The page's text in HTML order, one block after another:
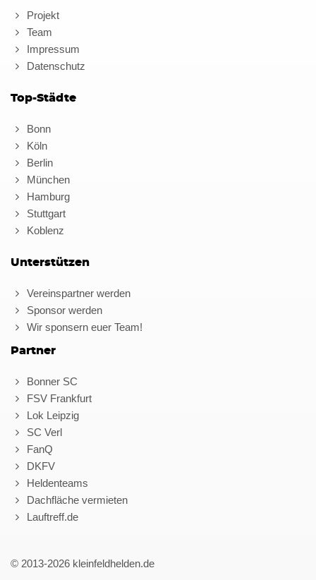
Projekt
Team
Impressum
Datenschutz
Top-Städte
Bonn
Köln
Berlin
München
Hamburg
Stuttgart
Koblenz
Unterstützen
Vereinspartner werden
Sponsor werden
Wir sponsern euer Team!
Partner
Bonner SC
FSV Frankfurt
Lok Leipzig
SC Verl
FanQ
DKFV
Heldenteams
Dachfläche vermieten
Lauftreff.de
© 2013-2026 kleinfeldhelden.de